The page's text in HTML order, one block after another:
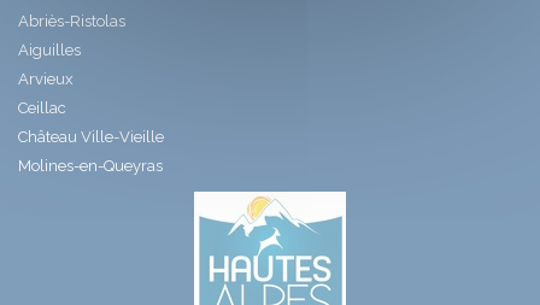
Abriès-Ristolas
Aiguilles
Arvieux
Ceillac
Château Ville-Vieille
Molines-en-Queyras